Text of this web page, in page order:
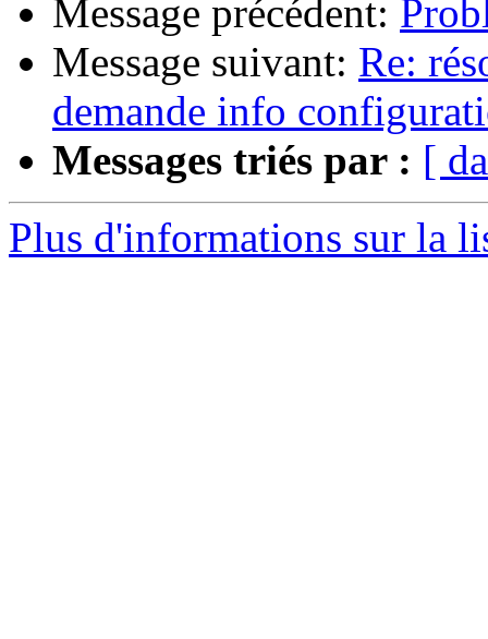
Message précédent:
Message suivant: Re:
demande info
Messages triés par : [
Plus d'informations sur la